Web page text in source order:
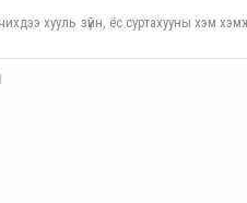
хууль зүйн, ёс суртахууны хэм